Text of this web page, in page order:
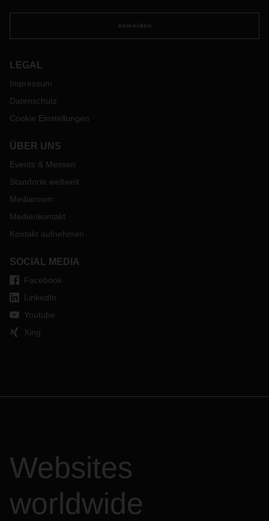
Anmelden
LEGAL
Impressum
Datenschutz
Cookie Einstellungen
ÜBER UNS
Events & Messen
Standorte weltweit
Mediaroom
Medienkontakt
Kontakt aufnehmen
SOCIAL MEDIA
Facebook
LinkedIn
Youtube
Xing
Websites
worldwide